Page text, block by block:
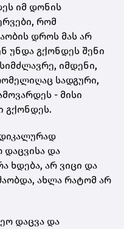
იმ დონის
რომ
დროს მას არ
უნდა გქონდეს შენი
იმდენი,
სადგური,
- მისი
გქონდეს.
დაცვისა და
ხდება, არ ვიცი და
ახლა რატომ არ
დაცვა და